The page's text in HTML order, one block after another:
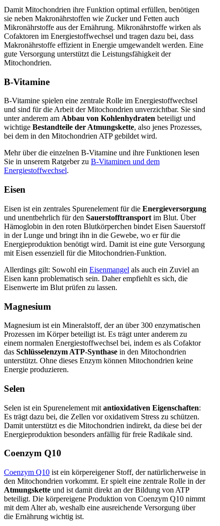
Damit Mitochondrien ihre Funktion optimal erfüllen, benötigen
sie neben Makronährstoffen wie Zucker und Fetten auch
Mikronährstoffe aus der Ernährung. Mikronährstoffe wirken als
Cofaktoren im Energiestoffwechsel und tragen dazu bei, dass
Makronährstoffe effizient in Energie umgewandelt werden. Eine
gute Versorgung unterstützt die Leistungsfähigkeit der
Mitochondrien.
B-Vitamine
B-Vitamine spielen eine zentrale Rolle im Energiestoffwechsel
und sind für die Arbeit der Mitochondrien unverzichtbar. Sie sind
unter anderem am Abbau von Kohlenhydraten beteiligt und
wichtige Bestandteile der Atmungskette, also jenes Prozesses,
bei dem in den Mitochondrien ATP gebildet wird.
Mehr über die einzelnen B-Vitamine und ihre Funktionen lesen
Sie in unserem Ratgeber zu B-Vitaminen und dem
Energiestoffwechsel.
Eisen
Eisen ist ein zentrales Spurenelement für die Energieversorgung
und unentbehrlich für den Sauerstofftransport im Blut. Über
Hämoglobin in den roten Blutkörperchen bindet Eisen Sauerstoff
in der Lunge und bringt ihn in die Gewebe, wo er für die
Energieproduktion benötigt wird. Damit ist eine gute Versorgung
mit Eisen essenziell für die Mitochondrien-Funktion.
Allerdings gilt: Sowohl ein Eisenmangel als auch ein Zuviel an
Eisen kann problematisch sein. Daher empfiehlt es sich, die
Eisenwerte im Blut prüfen zu lassen.
Magnesium
Magnesium ist ein Mineralstoff, der an über 300 enzymatischen
Prozessen im Körper beteiligt ist. Es trägt unter anderem zu
einem normalen Energiestoffwechsel bei, indem es als Cofaktor
das Schlüsselenzym ATP-Synthase in den Mitochondrien
unterstützt. Ohne dieses Enzym können Mitochondrien keine
Energie produzieren.
Selen
Selen ist ein Spurenelement mit antioxidativen Eigenschaften:
Es trägt dazu bei, die Zellen vor oxidativem Stress zu schützen.
Damit unterstützt es die Mitochondrien indirekt, da diese bei der
Energieproduktion besonders anfällig für freie Radikale sind.
Coenzym Q10
Coenzym Q10 ist ein körpereigener Stoff, der natürlicherweise in
den Mitochondrien vorkommt. Er spielt eine zentrale Rolle in der
Atmungskette und ist damit direkt an der Bildung von ATP
beteiligt. Die körpereigene Produktion von Coenzym Q10 nimmt
mit dem Alter ab, weshalb eine ausreichende Versorgung über
die Ernährung wichtig ist.